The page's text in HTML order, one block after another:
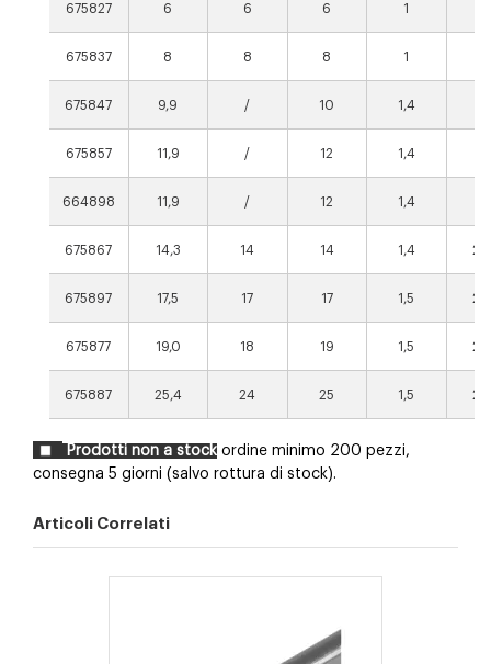
675827 6 6 6 1
675837 8 8 8 1
675847 9,9 / 10 1,4
675857 11,9 / 12 1,4
664898 11,9 / 12 1,4
675867 14,3 14 14 1,4
675897 17,5 17 17 1,5
675877 19,0 18 19 1,5
675887 25,4 24 25 1,5
Prodotti non a stock ordine minimo 200 pezzi,
consegna 5 giorni (salvo rottura di stock).
Articoli Correlati